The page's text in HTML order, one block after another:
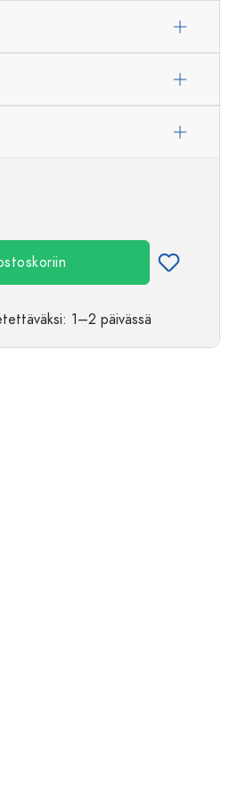
: 1–2 päivässä